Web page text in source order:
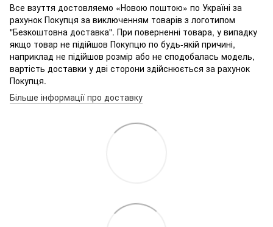
Все взуття достовляемо «Новою поштою» по Україні за
рахунок Покупця за виключенням товарів з логотипом
"Безкоштовна доставка". При поверненні товара, у випадку
якщо товар не підійшов Покупцю по будь-якій причині,
наприклад не підійшов розмір або не сподобалась модель,
вартість доставки у дві сторони здійснюється за рахунок
Покупця.
Більше інформації про доставку